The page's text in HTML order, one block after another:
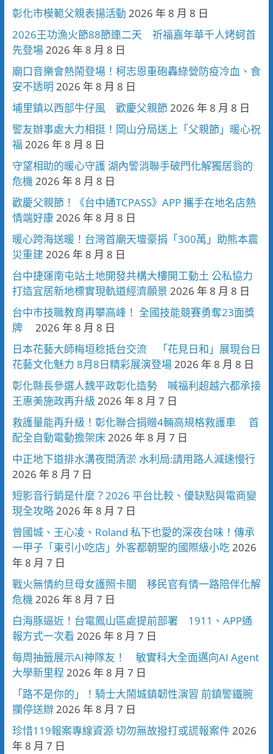
彰化市模範父親表揚活動 2026 年 8 月 8 日
2026王功漁火節88節連二天 祈福嘉年華千人烤蚵首
先登場2026 年 8 月 8 日
廟口音樂會熱鬧登場！柯志恩重砲轟綠營防疫冷血、食
安不透明 2026 年 8 月 8 日
埔里鎮以西部牛仔風 歡慶父親節2026 年 8 月 8 日
警友辦事處大力相挺！岡山分局送上「父親節」暖心祝
福 2026 年 8 月 8 日
守望相助的暖心守護 湖內警消聯手破門化解獨居翁的
危機2026 年 8 月 8 日
歡慶父親節！《台中通TCPASS》APP 攜手在地名店熱
情端好康2026 年 8 月 8 日
暖心跨海送暖！台灣首廟天壇豪捐「300萬」助熊本震
災重建 2026 年 8 月 8 日
台中捷運南屯站土地開發共構大樓開工動土 公私協力
打造宜居新地標實現軌道經濟願景 2026 年 8 月 8 日
台中市技職教育再攀高峰！ 全國技能競賽勇奪23面獎
牌
2026 年 8 月 8 日
日本花藝大師梅垣稔抵台交流 「花見日和」展現台日
花藝文化魅力 8月8日精彩展演登場2026 年 8 月 8 日
彰化縣長參選人魏平政彰化造勢 喊福利超越六都承接
王惠美施政再升級 2026 年 8 月 7 日
救護量能再升級！彰化聯合捐贈4輛高規格救護車 首
配全自動電動擔架床2026 年 8 月 7 日
中正地下道排水溝夜間清淤 水利局:請用路人減速慢行
2026 年 8 月 7 日
短影音行銷是什麼？2026 平台比較、優缺點與電商變
現全攻略2026 年 8 月 7 日
曾國城、王心凌、Roland 私下也愛的深夜台味！傳承
一甲子「東引小吃店」外客都朝聖的國際級小吃2026
年 8 月 7 日
戰火無情約旦母女護照卡關 移民官有情一路陪伴化解
危機2026 年 8 月 7 日
白海豚逼近！台電鳳山區處提前部署 1911、APP通
報方式一次看 2026 年 8 月 7 日
每周抽籤展示AI神隊友！ 敏實科大全面邁向AI Agent
大學新里程 2026 年 8 月 7 日
「路不是你的」！騎士大鬧城鎮韌性演習 前鎮警鐵腕
攔停送辦2026 年 8 月 7 日
珍惜119報案專線資源 切勿無故撥打或謊報案件2026
年 8 月 7 日